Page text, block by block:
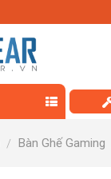
/ Bàn Ghế Gaming